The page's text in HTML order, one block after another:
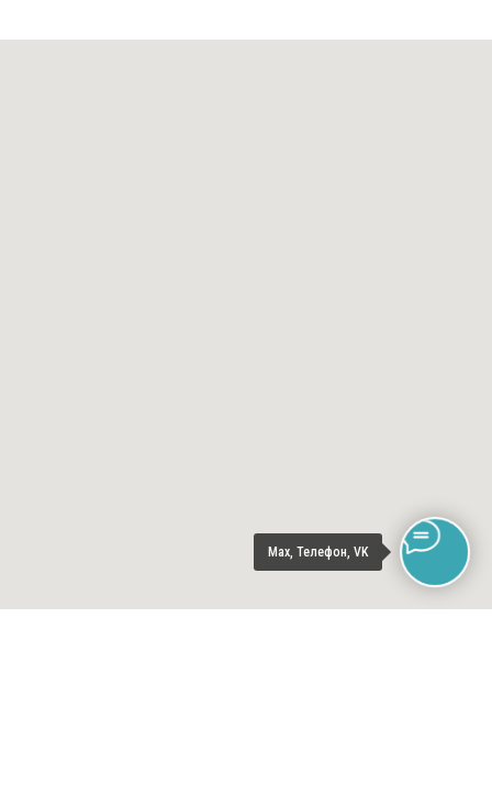
Max, Телефон, VK